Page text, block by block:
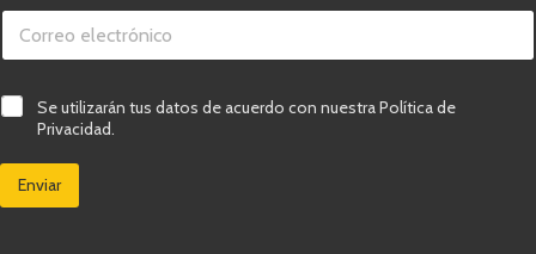
C
r
e
o
l
c
t
ó
C
i
l
Se utilizarán tus datos de acuerdo con nuestra Política de
Privacidad.
Enviar